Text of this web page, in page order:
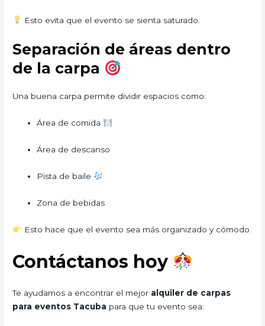
Esto evita que el evento se sienta saturado.
Separación de áreas dentro
de la carpa
Una buena carpa permite dividir espacios como:
Área de comida
Área de descanso
Pista de baile
Zona de bebidas
Esto hace que el evento sea más organizado y cómodo.
Contáctanos hoy
Te ayudamos a encontrar el mejor alquiler de carpas
para eventos Tacuba para que tu evento sea: